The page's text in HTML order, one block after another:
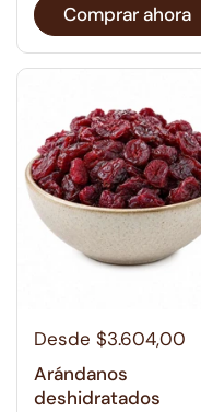
Comprar ahora
Desde $3.604,00
Arándanos
deshidratados